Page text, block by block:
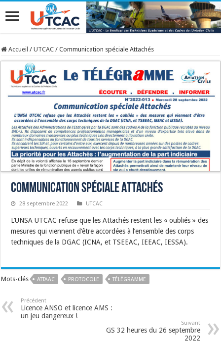
Accueil / UTCAC / Communication spéciale Attachés
Communication spéciale Attachés
28 septembre 2022 UTCAC
L’UNSA UTCAC refuse que les Attachés restent les « oubliés » des
mesures qui viennent d’être accordées à l’ensemble des corps
techniques de la DGAC (ICNA, et TSEEAC, IEEAC, IESSA).
Mots-clés ATTAAC PROTOCOLE TÉLÉGRAMME
Précédent
Licence ANSO et licence AMS :
un jeu dangereux !
Suivant
GS 32 heures du 26 septembre
2022